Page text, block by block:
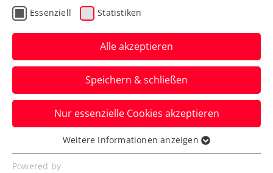
ITF Don Benito: Paszek
gelingt mit 32 Novum in
18-jähriger Profikarriere
Die routinierte ÖTV-Spielerin erhält in
Spanien ihre nächste Chance auf eine
Finalteilnahme.
Verfasst von: Manuel Wachta, 14.07.2023
Essenziell Statistiken
Alle akzeptieren
Speichern & schließen
Nur essenzielle Cookies akzeptieren
Essenziell
Essenzielle Cookies werden für grundlegende
Weitere Informationen anzeigen
Powered by